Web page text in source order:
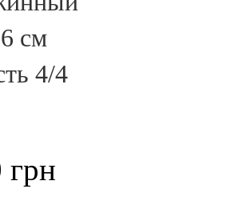
см
4/4
грн